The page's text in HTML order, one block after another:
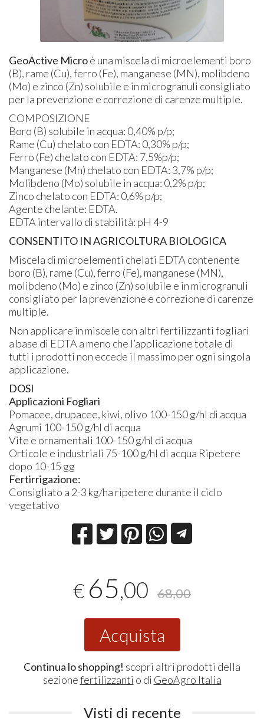
GeoActive Microè una miscela di microelementi boro
(B), rame (Cu), ferro (Fe), manganese (MN), molibdeno
(Mo) e zinco (Zn) solubile e in microgranuli consigliato
per la prevenzione e correzione di carenze multiple.
COMPOSIZIONE
Boro (B) solubile in acqua: 0,40% p/p;
Rame (Cu) chelato con EDTA: 0,30% p/p;
Ferro (Fe) chelato con EDTA: 7,5%p/p;
Manganese (Mn) chelato con EDTA: 3,7% p/p;
Molibdeno (Mo) solubile in acqua: 0,2% p/p;
Zinco chelato con EDTA: 0,6% p/p;
Agente chelante: EDTA.
EDTA intervallo di stabilità: pH 4-9
CONSENTITO IN AGRICOLTURA BIOLOGICA
Miscela di microelementi chelati EDTA contenente
boro (B), rame (Cu), ferro (Fe), manganese (MN),
molibdeno (Mo) e zinco (Zn) solubile e in microgranuli
consigliato per la prevenzione e correzione di carenze
multiple.
Non applicare in miscele con altri fertilizzanti fogliari
a base di EDTA a meno che l’applicazione totale di
tutti i prodotti non eccede il massimo per ogni singola
applicazione.
DOSI
Applicazioni Fogliari
Pomacee, drupacee, kiwi, olivo 100-150 g/hl di acqua
Agrumi 100-150 g/hl di acqua
Vite e ornamentali 100-150 g/hl di acqua
Orticole e industriali 75-100 g/hl di acqua Ripetere
dopo 10-15 gg
Fertirrigazione:
Consigliato a 2-3 kg/ha ripetere durante il ciclo
vegetativo
€ 65,00 68,00
Acquista
Continua lo shopping! scopri altri prodotti della
sezionefertilizzanti o di GeoAgro Italia
Visti di recente